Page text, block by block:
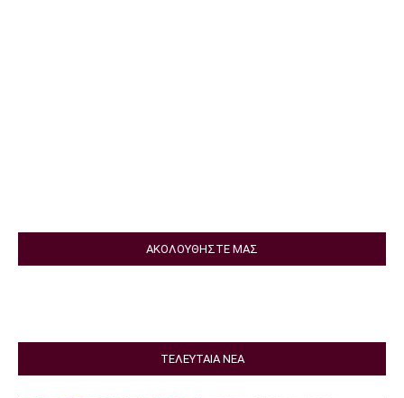
ΑΚΟΛΟΥΘΗΣΤΕ ΜΑΣ
ΤΕΛΕΥΤΑΙΑ ΝΕΑ